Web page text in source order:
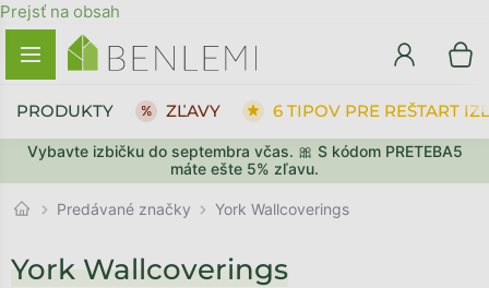
Prejsť na obsah
Vybavte izbičku do septembra včas. 🎀 S kódom PRETEBA5
máte ešte 5% zľavu.
PRODUKTY ZĽAVY 6 TIPOV PRE REŠTART
Predávané značky York Wallcoverings
York Wallcoverings